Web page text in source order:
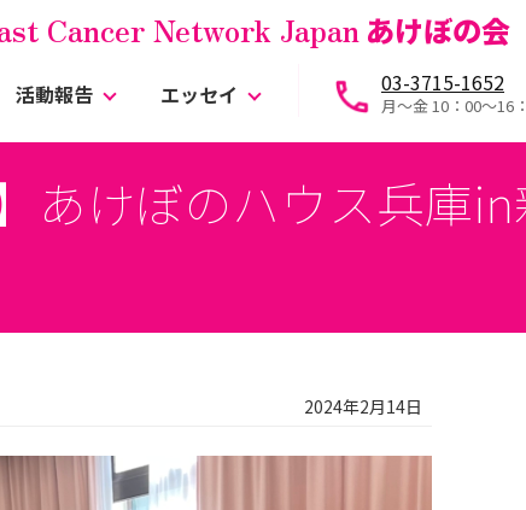
Cancer Network Japan あけぼの会
活動報告 エッセイ 03-3715-1652
月～金 10：00〜16
】あけぼのハウス兵
2024年2月14日